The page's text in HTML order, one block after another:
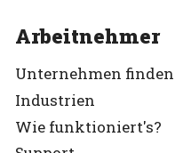
Arbeitnehmer
Unternehmen finden
Industrien
Wie funktioniert's?